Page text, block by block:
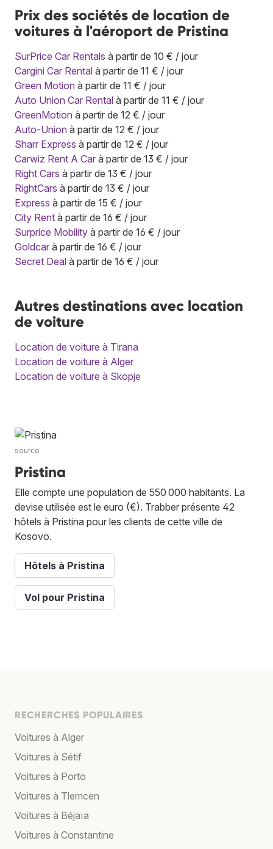
Prix des sociétés de location de
voitures à l'aéroport de Pristina
SurPrice Car Rentals à partir de 10 € / jour
Cargini Car Rental à partir de 11 € / jour
Green Motion à partir de 11 € / jour
Auto Union Car Rental à partir de 11 € / jour
GreenMotion à partir de 12 € / jour
Auto-Union à partir de 12 € / jour
Sharr Express à partir de 12 € / jour
Carwiz Rent A Car à partir de 13 € / jour
Right Cars à partir de 13 € / jour
RightCars à partir de 13 € / jour
Express à partir de 15 € / jour
City Rent à partir de 16 € / jour
Surprice Mobility à partir de 16 € / jour
Goldcar à partir de 16 € / jour
Secret Deal à partir de 16 € / jour
Autres destinations avec location
de voiture
Location de voiture à Tirana
Location de voiture à Alger
Location de voiture à Skopje
source
Pristina
Elle compte une population de 550 000 habitants. La
devise utilisée est le euro (€). Trabber présente 42
hôtels à Pristina pour les clients de cette ville de
Kosovo.
Hôtels à Pristina
Vol pour Pristina
RECHERCHES POPULAIRES
Voitures à Alger
Voitures à Sétif
Voitures à Porto
Voitures à Tlemcen
Voitures à Béjaïa
Voitures à Constantine